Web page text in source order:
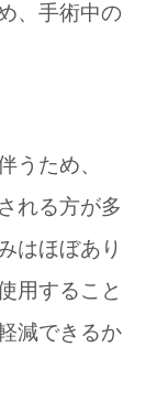
、手術中の
うため、
れる方が多
はほぼあり
用すること
減できるか